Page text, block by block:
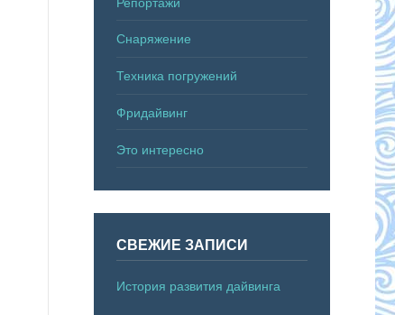
Снаряжение
Техника погружений
Фридайвинг
Это интересно
СВЕЖИЕ ЗАПИСИ
История развития дайвинга